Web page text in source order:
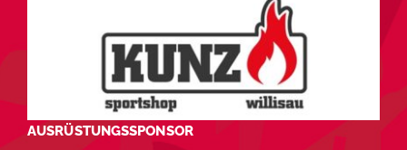
AUSRÜSTUNGSSPONSOR